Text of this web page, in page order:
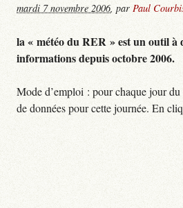
mardi 7 novembre 2006, par Paul
la « météo du RER » est un outil à
informations depuis octobre 2006.
Mode d’emploi : pour chaque jour du
de données pour cette journée. En